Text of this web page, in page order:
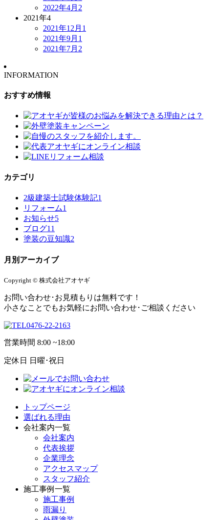
2022年4月 2
2021年4
2021年12月 1
2021年9月 1
2021年7月 2
INFORMATION
おすすめ情報
カテゴリ
2級建築士試験体験記1
リフォーム1
お知らせ5
ブログ11
塗装の豆知識2
月別アーカイブ
Copyright © 株式会社アオヤギ
お問い合わせ･お見積もりは無料です！
小さなことでもお気軽にお問い合わせ･ご相談ください
0476-22-2163
営業時間 8:00 ~18:00
定休日 日曜･祝日
トップページ
選ばれる理由
会社案内一覧
会社案内
代表挨拶
企業理念
アクセスマップ
スタッフ紹介
施工事例一覧
施工事例
雨漏り